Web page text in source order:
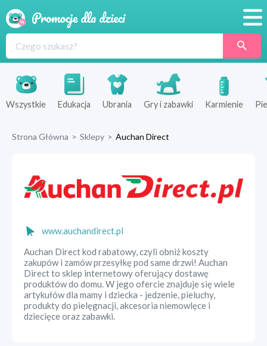
Produkty
Sklepy
Wszystkie Edukacja Ubrania Gry i zabawki Karmienie
Strona Główna > Sklepy > Auchan Direct
www.auchandirect.pl
Auchan Direct kod rabatowy, czyli obniż koszty
zakupów i zamów przesyłkę pod same drzwi! Auchan
Direct to sklep internetowy oferujący dostawę
produktów do domu. W jego ofercie znajduje się wiele
artykułów dla mamy i dziecka - jedzenie, pieluchy,
produkty do pielęgnacji, akcesoria niemowlęce i
dziecięce oraz zabawki.